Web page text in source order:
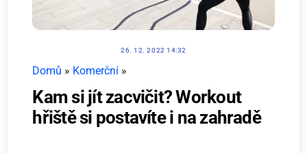
26. 12. 2022 14:32
Domů » Komerční »
Kam si jít zacvičit? Workout
hřiště si postavíte i na zahradě